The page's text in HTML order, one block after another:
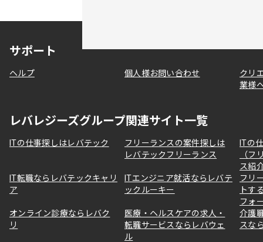
サポート
ヘルプ 個人様お問い合わせ
クリ
業様
レバレジーズグループ関連サイト一覧
ITの仕事探しはレバテック
フリーランスの案件探しは
レバテックフリーランス
ITの
（フ
ス紹
IT転職ならレバテックキャリ
ア
ITエンジニア就活ならレバテ
ックルーキー
フリ
トす
フォ
オンライン診療ならレバク
リ
医療・ヘルスケアの求人・
転職サービスならレバウェ
ル
介護
スな